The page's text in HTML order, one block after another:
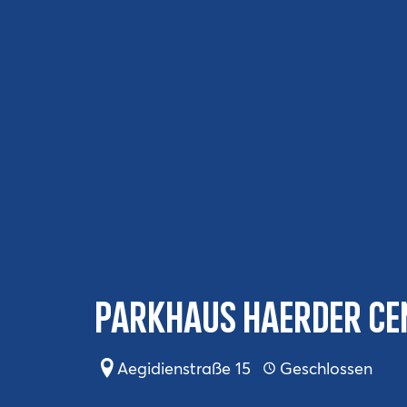
Parkhaus Haerder
Aegidienstraße 15 Geschlossen